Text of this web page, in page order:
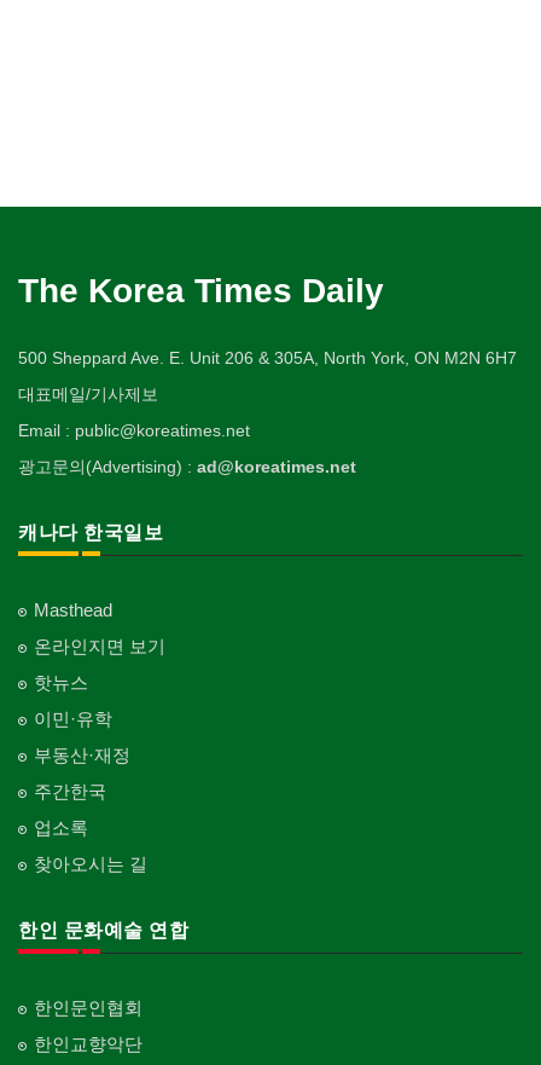
The Korea Times Daily
500 Sheppard Ave. E. Unit 206 & 305A, North York, ON M2N 6H7
대표메일/기사제보
Email : public@koreatimes.net
광고문의(Advertising) : ad@koreatimes.net
캐나다 한국일보
Masthead
온라인지면 보기
핫뉴스
이민·유학
부동산·재정
주간한국
업소록
찾아오시는 길
한인 문화예술 연합
한인문인협회
한인교향악단